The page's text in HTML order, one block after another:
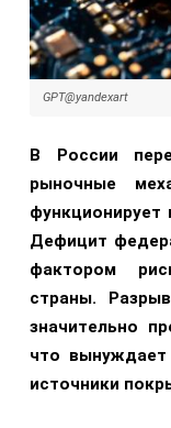
GPT@yandexart
В России
рыночные
функционирует
Дефицит
фактором
страны.
значительно
что вынуждает
источники